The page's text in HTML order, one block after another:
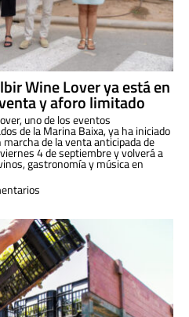
Wine Lover ya está en
y aforo limitado
uno de los eventos
de la Marina Baixa, ya ha iniciado
de la venta anticipada de
4 de septiembre y volverá a
gastronomía y música en